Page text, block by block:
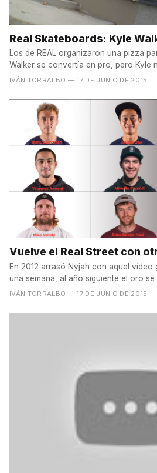
Real Skateboards: Kyle
Los de REAL organizaron una pizza
Walker se convertía en pro, pero Kyle
IVÁN TORRALBO — 17 DE JUNIO DE 2015
Vuelve el Real Street con
En 2012 arrasó Nyjah con aquel vídeo
una semana, al año siguiente el oro
IVÁN TORRALBO — 17 DE JUNIO DE 2015